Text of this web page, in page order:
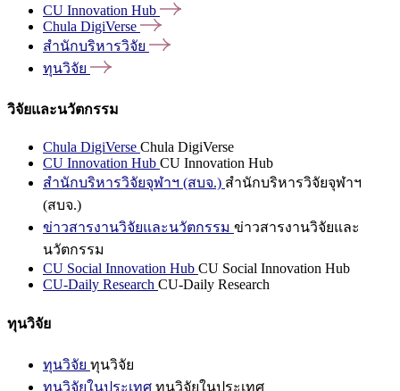
CU Innovation Hub
Chula DigiVerse
สำนักบริหารวิจัย
ทุนวิจัย
วิจัยและนวัตกรรม
Chula DigiVerse Chula DigiVerse
CU Innovation Hub CU Innovation Hub
สำนักบริหารวิจัยจุฬาฯ (สบจ.) สำนักบริหารวิจัยจุฬาฯ
(สบจ.)
ข่าวสารงานวิจัยและนวัตกรรม ข่าวสารงานวิจัยและ
นวัตกรรม
CU Social Innovation Hub CU Social Innovation Hub
CU-Daily Research CU-Daily Research
ทุนวิจัย
ทุนวิจัย ทุนวิจัย
ทุนวิจัยในประเทศ ทุนวิจัยในประเทศ